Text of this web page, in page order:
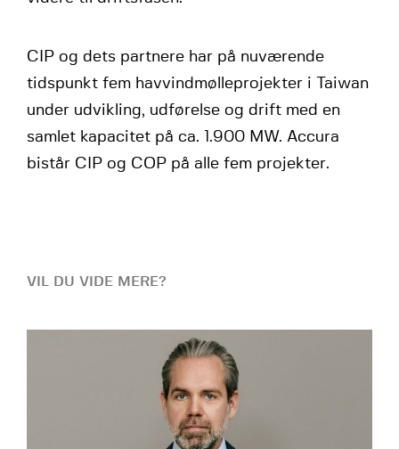
CIP og dets partnere har på nuværende
tidspunkt fem havvindmølleprojekter i Taiwan
under udvikling, udførelse og drift med en
samlet kapacitet på ca. 1.900 MW. Accura
bistår CIP og COP på alle fem projekter.
VIL DU VIDE MERE?